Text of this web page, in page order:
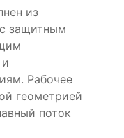
из
защитным
Рабочее
геометрией
поток